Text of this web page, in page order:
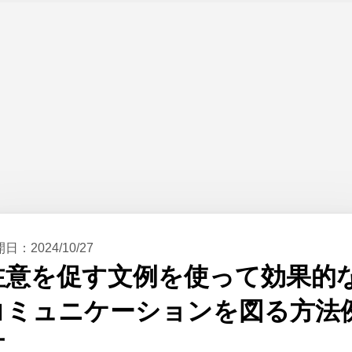
日： 2024/10/27
意を促す文例を使って効果的
ミュニケーションを図る方法